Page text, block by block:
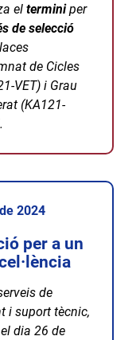
elterminiper
de selecció
de Cicles
VET) i Grau
(KA121-
2024
per a un
de
i suport tècnic,
dia 26 de